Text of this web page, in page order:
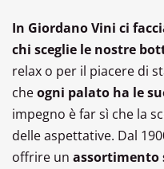
In Giordano Vini ci
chi sceglie le nostre
relax o per il piacere di
cheogni palato ha le
impegno è far sì che la
delle aspettative. Dal
offrire un assortimento